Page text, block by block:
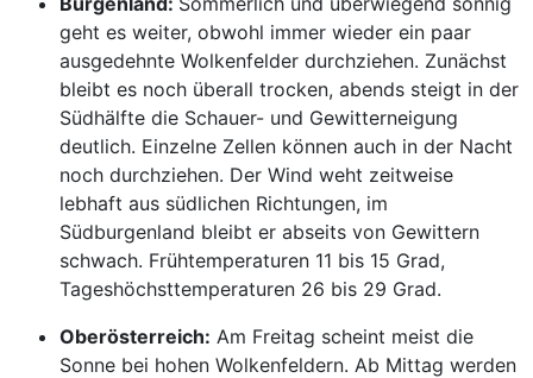
geht es weiter, obwohl immer wieder ein paar
ausgedehnte Wolkenfelder durchziehen. Zunächst
bleibt es noch überall trocken, abends steigt in der
Südhälfte die Schauer- und Gewitterneigung
deutlich. Einzelne Zellen können auch in der Nacht
noch durchziehen. Der Wind weht zeitweise
lebhaft aus südlichen Richtungen, im
Südburgenland bleibt er abseits von Gewittern
schwach. Frühtemperaturen 11 bis 15 Grad,
Tageshöchsttemperaturen 26 bis 29 Grad.
Oberösterreich: Am Freitag scheint meist die
Sonne bei hohen Wolkenfeldern. Ab Mittag werden